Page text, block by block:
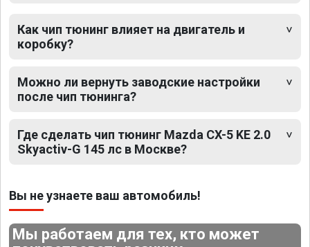
Как чип тюнинг влияет на двигатель и
коробку?
Можно ли вернуть заводские настройки
после чип тюнинга?
Где сделать чип тюнинг Mazda CX-5 KE 2.0
Skyactiv-G 145 лс в Москве?
Вы не узнаете ваш автомобиль!
Мы работаем для тех, кто может